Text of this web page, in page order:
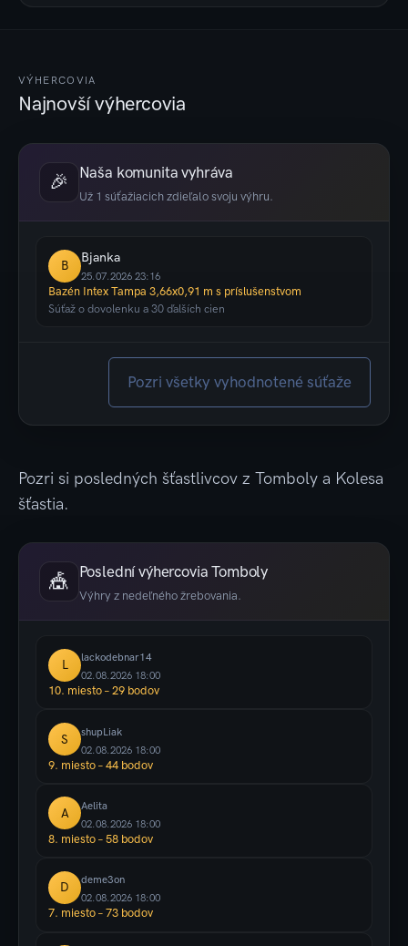
VÝHERCOVIA
Najnovší výhercovia
🎉 Naša komunita vyhráva
Už 1 súťažiacich zdieľalo svoju výhru.
B Bjanka
25.07.2026 23:16
Bazén Intex Tampa 3,66x0,91 m s príslušenstvom
Súťaž o dovolenku a 30 ďalších cien
Pozri všetky vyhodnotené súťaže
Pozri si posledných šťastlivcov z Tomboly a Kolesa
šťastia.
🎪 Poslední výhercovia Tomboly
Výhry z nedeľného žrebovania.
L
lackodebnar14
02.08.2026 18:00
10. miesto – 29 bodov
S
shupLiak
02.08.2026 18:00
9. miesto – 44 bodov
A
Aelita
02.08.2026 18:00
8. miesto – 58 bodov
D
deme3on
02.08.2026 18:00
7. miesto – 73 bodov